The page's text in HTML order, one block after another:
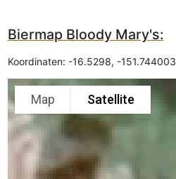
Biermap Bloody Mary's:
Koordinaten: -16.5298, -151.744003
Map Satellite